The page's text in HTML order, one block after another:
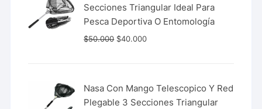
Secciones Triangular Ideal Para
Pesca Deportiva O Entomología
$50.000 $40.000
Nasa Con Mango Telescopico Y Red
Plegable 3 Secciones Triangular